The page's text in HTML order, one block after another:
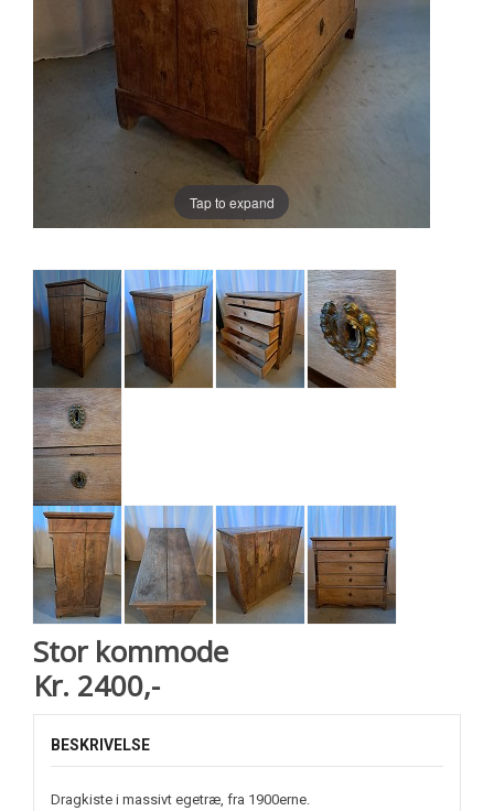
Tap to expand
Stor kommode
Kr. 2400,-
BESKRIVELSE
Dragkiste i massivt egetræ, fra 1900erne.